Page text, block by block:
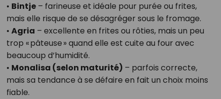
• Bintje– farineuse et idéale pour purée ou frites,
mais elle risque de se désagréger sous le fromage.
• Agria – excellente en frites ou rôties, mais un peu
trop « pâteuse » quand elle est cuite au four avec
beaucoup d’humidité.
• Monalisa (selon maturité) – parfois correcte,
mais sa tendance à se défaire en fait un choix moins
fiable.